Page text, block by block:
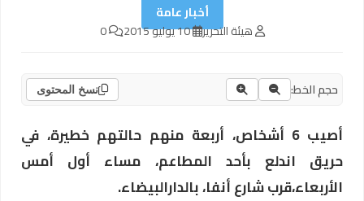
أخبار عامة
هيئة التحرير 10 يوليو 2015 0
حجم الخط: نسخ المحتوى
أصيب 6 أشخاص، أربعة منهم حالتهم خطيرة، في
حريق اندلع بأحد المطاعم، مساء أول أمس
الأربعاء،قرب شارع أنفا، بالدارالبيضاء.